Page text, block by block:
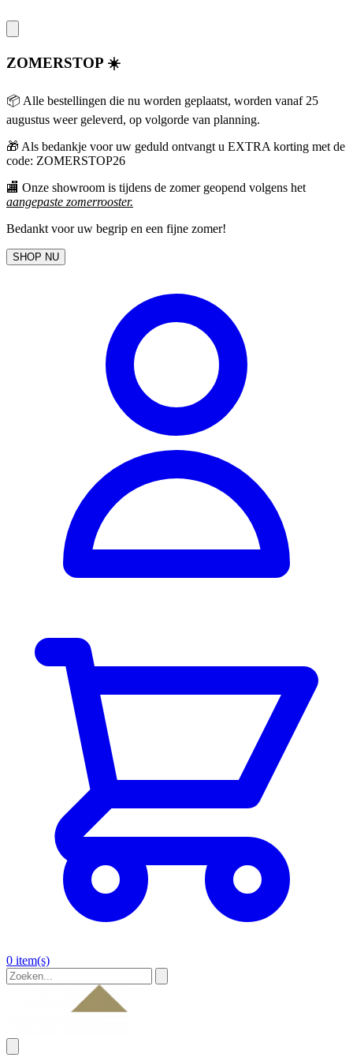
ZOMERSTOP ☀️
📦 Alle bestellingen die nu worden geplaatst, worden vanaf 25
augustus weer geleverd, op volgorde van planning.
🎁 Als bedankje voor uw geduld ontvangt u EXTRA korting met de
code: ZOMERSTOP26
🏬 Onze showroom is tijdens de zomer geopend volgens het
aangepaste zomerrooster.
Bedankt voor uw begrip en een fijne zomer!
SHOP NU
0 item(s)